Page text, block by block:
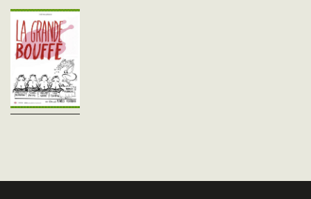
vofr - 130'
Fatigués de vivre, quatre
la ripaille, le sexe, l'amitié et la
mort. Une « farce...